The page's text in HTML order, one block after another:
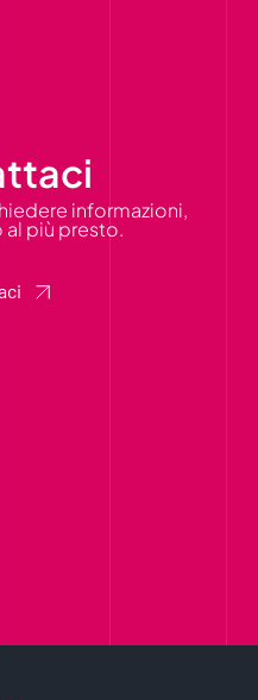
informazioni,
più presto.